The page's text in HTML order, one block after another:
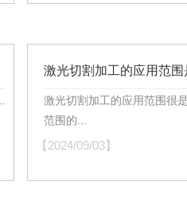
激光切割加工的应用范围
激光切割加工的应用范围很
范围的...
【2024/09/03】